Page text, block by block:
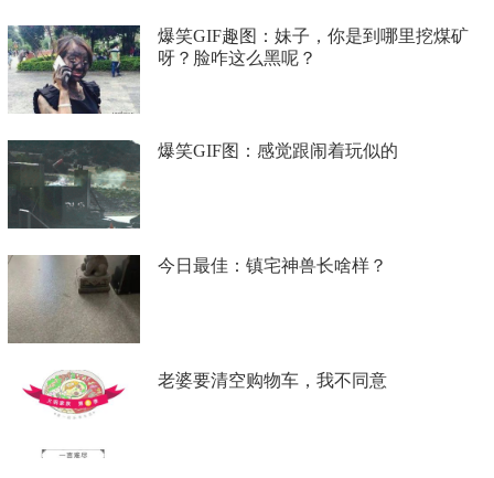
爆笑GIF趣图：妹子，你是到哪里挖煤矿
呀？脸咋这么黑呢？
爆笑GIF图：感觉跟闹着玩似的
今日最佳：镇宅神兽长啥样？
老婆要清空购物车，我不同意